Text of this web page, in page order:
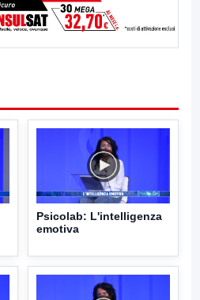
Psicolab: L'intelligenza
emotiva